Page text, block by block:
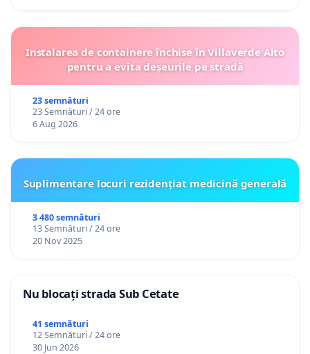
Instalarea de containere închise în Villaverde Alto
pentru a evita deșeurile pe stradă
23 semnături
23 Semnături / 24 ore
6 Aug 2026
Suplimentare locuri rezidențiat medicină generală
3 480 semnături
13 Semnături / 24 ore
20 Nov 2025
Nu blocați strada Sub Cetate
41 semnături
12 Semnături / 24 ore
30 Jun 2026